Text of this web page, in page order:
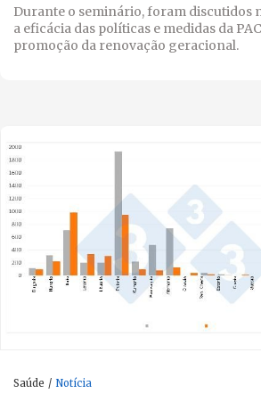
Durante o seminário, foram discutidos
a eficácia das políticas e medidas da
promoção da renovação geracional.
Saúde Notícia